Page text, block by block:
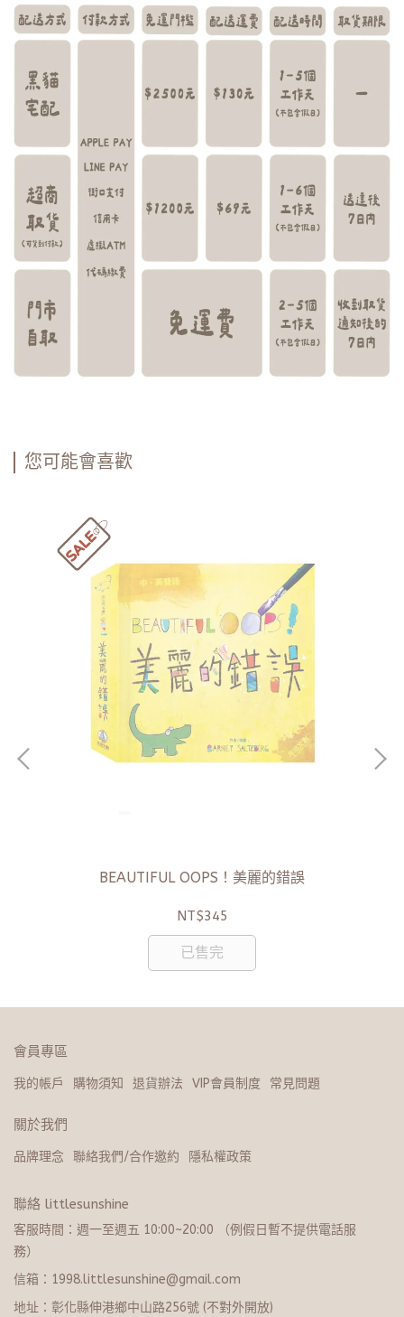
您可能會喜歡
BEAUTIFUL OOPS！美麗的錯誤
NT$345
已售完
會員專區
我的帳戶 購物須知 退貨辦法 VIP會員制度 常見問題
關於我們
品牌理念 聯絡我們/合作邀約 隱私權政策
聯絡 littlesunshine
客服時間：週一至週五 10:00~20:​0​0 （例假日暫不提供電話服
務）
信箱：1998.littlesunshine@gmail.com
地址：彰化縣伸港鄉中山路256號 (不對外開放)